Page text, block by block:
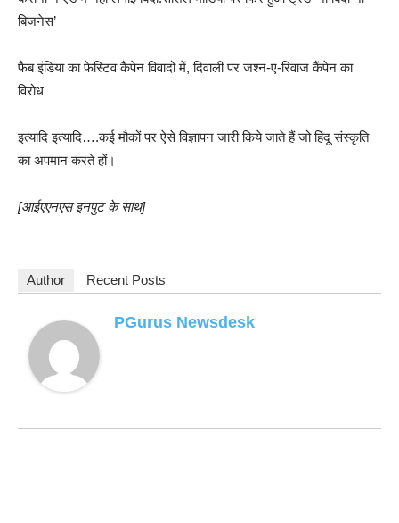
बिजनेस’
फैब इंडिया का फेस्टिव कैंपेन विवादों में, दिवाली पर जश्न-ए-रिवाज कैंपेन का
विरोध
इत्यादि इत्यादि….कई मौकों पर ऐसे विज्ञापन जारी किये जाते हैं जो हिंदू संस्कृति
का अपमान करते हों।
[आईएएनएस इनपुट के साथ]
Author Recent Posts
PGurus Newsdesk